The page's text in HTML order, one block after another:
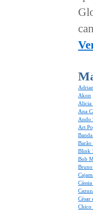
Akon
Alicia
Ana
Ando
Art
Barão
Blink
Bob
César
Chico